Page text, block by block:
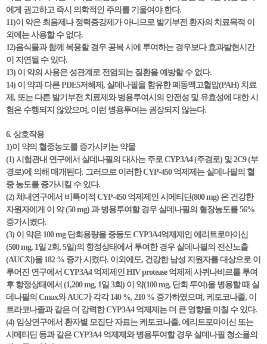
에게 권고하고 즉시 의학적인 주의를 기울여야 한다.
11)이 약은 최음제나 정력증강제가 아니므로 발기부전 환자의 치료목적 이
외에는 사용할 수 없다.
12)음식물과 함께 복용할 경우 공복 시에 투여하는 경우보다 효과발현시간
이 지연될 수 있다.
13) 이 약의 사용은 성관계로 전염되는 질환을 예방할 수 없다.
14) 이 약과 다른 PDE5저해제, 실데나필을 함유한 폐동맥고혈압(PAH) 치료
제, 또는 다른 발기부전 치료제와 병용투여시의 안전성 및 유효성에 대한 시
험은 수행되지 않았으며, 이런 병용투여는 권장되지 않는다.
6. 상호작용
1)이 약의 혈중농도를 증가시키는 약물
(1) 시험관내 연구에서 실데나필의 대사는 주로 CYP3A4 (주경로) 및 2C9 (부
경로)에 의해 매개된다. 그러므로 이러한 CYP-450 억제제는 실데나필의 혈
중 농도를 증가시킬 수 있다.
(2) 체내연구에서 비특이적 CYP-450 억제제인 시메티딘(800 mg) 은 건강한
자원자에게 이 약 (50 mg) 과 병용투여할 경우 실데나필의 혈장농도를 56%
증가시켰다.
(3) 이 약은 100 mg 단회용량을 중등도 CYP3A4억제제인 에리트로마이신
(500 mg, 1일 2회, 5일)의 항정상태에서 투여한 경우 실데나필의 전신노출
(AUC치)을 182 % 증가 시켰다. 이외에도, 건강한 남성 지원자를 대상으로 이
루어진 연구에서 CYP3A4 억제제인 HIV protease 억제제 사퀴나비르를 투여
후 항정상태에서 (1,200 mg, 1일 3회) 이 약(100 mg, 단회 투여)을 병용할 때 실
데나필의 Cmax와 AUC가 각각 140 %, 210 % 증가하였으며, 케토코나졸, 이
트라코나졸과 같은 더 강력한 CYP3A4 억제제는 더 큰 영향을 미칠 수 있다.
(4) 임상연구에서 환자별 모집단 자료는 케토코나졸, 에리트로마이신 또는
시메티딘 등과 같은 CYP3A4 억제제와 병용투여할 경우 실데나필 청소율의